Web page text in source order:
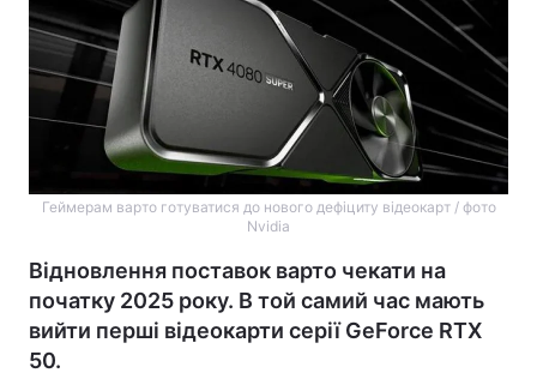
Геймерам варто готуватися до нового дефіциту відеокарт / фото
Nvidia
Відновлення поставок варто чекати на
початку 2025 року. В той самий час мають
вийти перші відеокарти серії GeForce RTX
50.